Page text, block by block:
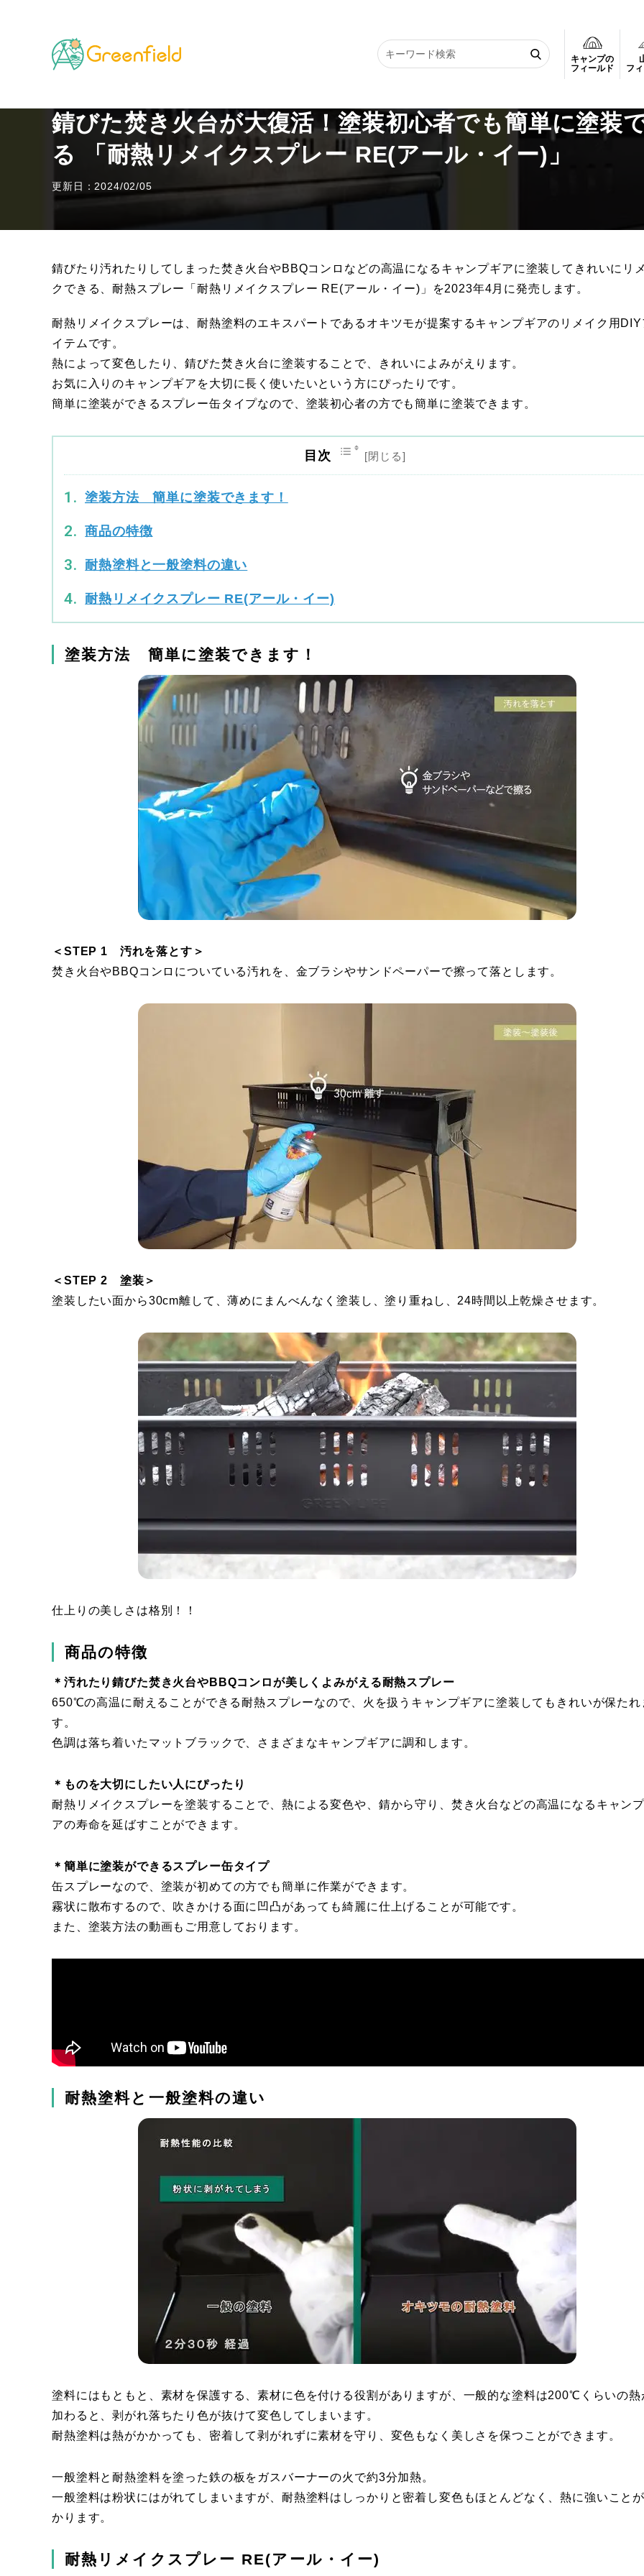
キャンプの
フィールド
フ
TOP キャンプのフィールド 錆びた焚き火台が大復活！塗装初心者でも簡単に塗装できる 「耐熱リメイクスプレー RE(アール・イ
錆びた焚き火台が大復活！塗装初心者でも簡単に塗装
る 「耐熱リメイクスプレー RE(アール・イー)」
更新日：2024/02/05
錆びたり汚れたりしてしまった焚き火台やBBQコンロなどの高温になるキャンプギアに塗装してきれいにリ
クできる、耐熱スプレー「耐熱リメイクスプレー RE(アール・イー)」を2023年4月に発売します。
耐熱リメイクスプレーは、耐熱塗料のエキスパートであるオキツモが提案するキャンプギアのリメイク用DIY
イテムです。
熱によって変色したり、錆びた焚き火台に塗装することで、きれいによみがえります。
お気に入りのキャンプギアを大切に長く使いたいという方にぴったりです。
簡単に塗装ができるスプレー缶タイプなので、塗装初心者の方でも簡単に塗装できます。
目次
塗装方法 簡単に塗装できます！
商品の特徴
耐熱塗料と一般塗料の違い
耐熱リメイクスプレー RE(アール・イー)
塗装方法 簡単に塗装できます！
＜STEP 1 汚れを落とす＞
焚き火台やBBQコンロについている汚れを、金ブラシやサンドペーパーで擦って落とします。
＜STEP 2 塗装＞
塗装したい面から30cm離して、薄めにまんべんなく塗装し、塗り重ねし、24時間以上乾燥させます。
仕上りの美しさは格別！！
商品の特徴
＊汚れたり錆びた焚き火台やBBQコンロが美しくよみがえる耐熱スプレー
650℃の高温に耐えることができる耐熱スプレーなので、火を扱うキャンプギアに塗装してもきれいが保たれ
す。
色調は落ち着いたマットブラックで、さまざまなキャンプギアに調和します。
＊ものを大切にしたい人にぴったり
耐熱リメイクスプレーを塗装することで、熱による変色や、錆から守り、焚き火台などの高温になるキャン
アの寿命を延ばすことができます。
＊簡単に塗装ができるスプレー缶タイプ
缶スプレーなので、塗装が初めての方でも簡単に作業ができます。
霧状に散布するので、吹きかける面に凹凸があっても綺麗に仕上げることが可能です。
また、塗装方法の動画もご用意しております。
耐熱塗料と一般塗料の違い
塗料にはもともと、素材を保護する、素材に色を付ける役割がありますが、一般的な塗料は200℃くらいの熱
加わると、剥がれ落ちたり色が抜けて変色してしまいます。
耐熱塗料は熱がかかっても、密着して剥がれずに素材を守り、変色もなく美しさを保つことができます。
一般塗料と耐熱塗料を塗った鉄の板をガスバーナーの火で約3分加熱。
一般塗料は粉状にはがれてしまいますが、耐熱塗料はしっかりと密着し変色もほとんどなく、熱に強いこと
かります。
耐熱リメイクスプレー RE(アール・イー)